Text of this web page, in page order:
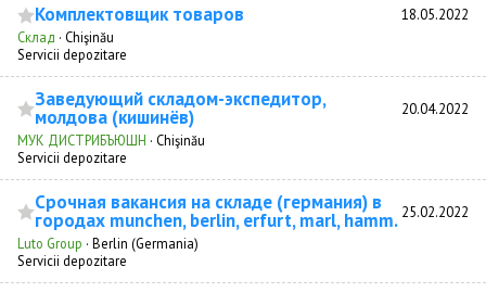
Комплектовщик товаров 18.05.2022
Склад · Chişinău
Servicii depozitare
Заведующий складом-экспедитор,
молдова (кишинёв) 20.04.2022
МУК ДИСТРИБЪЮШН · Chişinău
Servicii depozitare
Срочная вакансия на складе (германия) в
городах munchen, berlin, erfurt, marl, hamm. 25.02.2022
Luto Group · Berlin (Germania)
Servicii depozitare